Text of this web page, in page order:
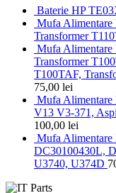
Baterie HP
Mufa Alimentare
Transformer
Mufa Alimentare
Transformer
T100TAF,
75,00 lei
Mufa
V13 V3-371,
100,00 lei
Mufa
DC30100430L,
U3740, U374D